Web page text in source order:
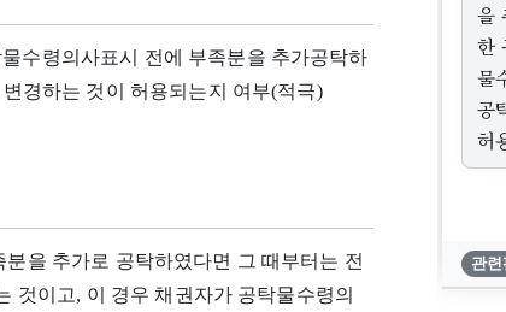
수령의사표시 전에 부족분을 추가공탁하
경하는 것이 허용되는지 여부(적극)
을 추가로 공탁하였다면 그 때부터는 전
것이고, 이 경우 채권자가 공탁물수령의
을
한
물
공
허
관련